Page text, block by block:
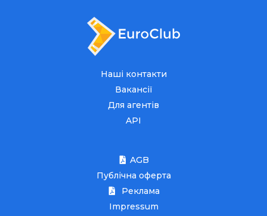
Наші контакти
Вакансії
Для агентів
API
AGB
Публічна оферта
Реклама
Impressum